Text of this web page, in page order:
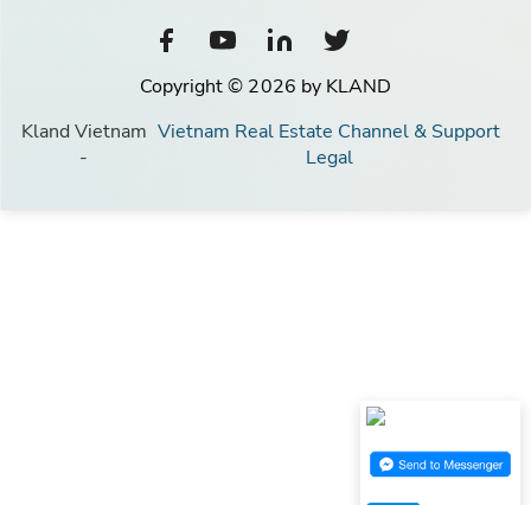
Copyright © 2026 by KLAND
Kland Vietnam
-
Vietnam Real Estate Channel & Support
Legal